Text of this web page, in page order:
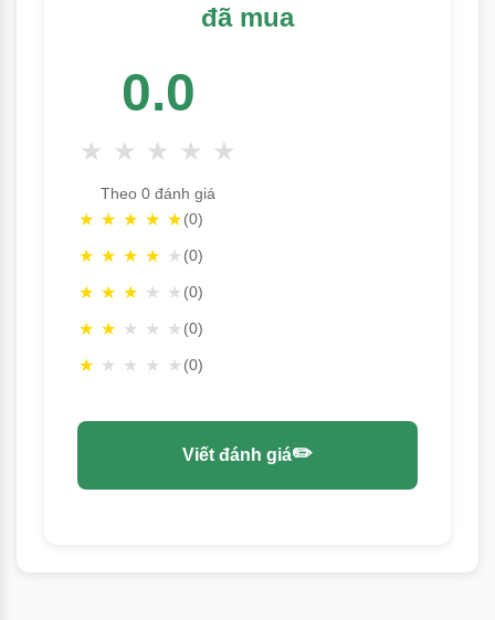
đã mua
0.0
★ ★ ★ ★ ★
Theo 0 đánh giá
★ ★ ★ ★ ★(0)
★ ★ ★ ★ ★ (0)
★ ★ ★ ★ ★ (0)
★ ★ ★ ★ ★ (0)
★ ★ ★ ★ ★ (0)
Viết đánh giá✏️